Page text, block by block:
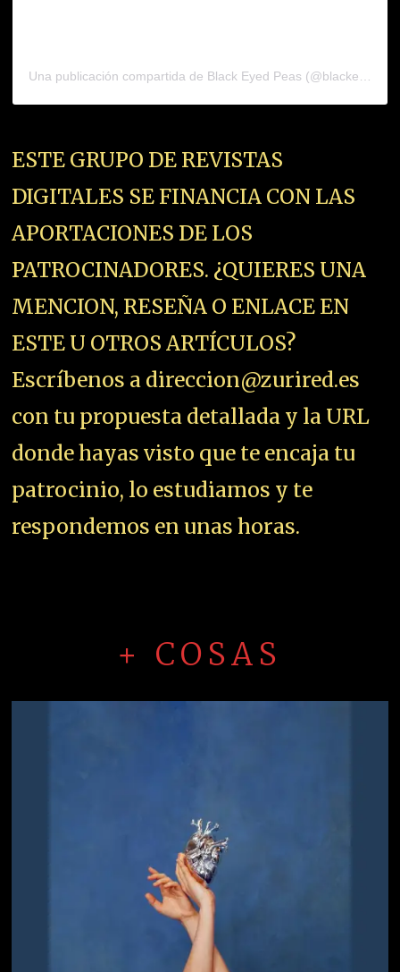
Una publicación compartida de Black Eyed Peas
ESTE GRUPO DE REVISTAS
DIGITALES SE FINANCIA CON LAS
APORTACIONES DE LOS
PATROCINADORES. ¿QUIERES UNA
MENCION, RESEÑA O ENLACE EN
ESTE U OTROS ARTÍCULOS?
Escríbenos a direccion@zurired.es
con tu propuesta detallada y la URL
donde hayas visto que te encaja tu
patrocinio, lo estudiamos y te
respondemos en unas horas.
+ COSAS